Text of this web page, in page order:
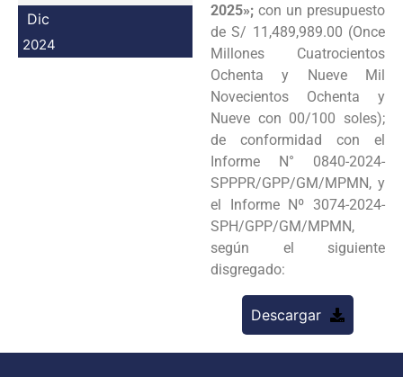
Dic
2024
2025»; con un presupuesto
de S/ 11,489,989.00 (Once
Millones Cuatrocientos
Ochenta y Nueve Mil
Novecientos Ochenta y
Nueve con 00/100 soles);
de conformidad con el
Informe N° 0840-2024-
SPPPR/GPP/GM/MPMN, y
el Informe Nº 3074-2024-
SPH/GPP/GM/MPMN,
según el siguiente
disgregado:
Descargar